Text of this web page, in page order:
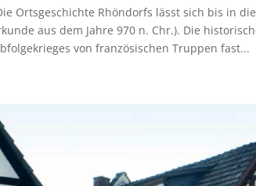
Ortsgeschichte Rhöndorfs lässt sich bis in
aus dem Jahre 970 n. Chr.). Die
von französischen Truppen fast...